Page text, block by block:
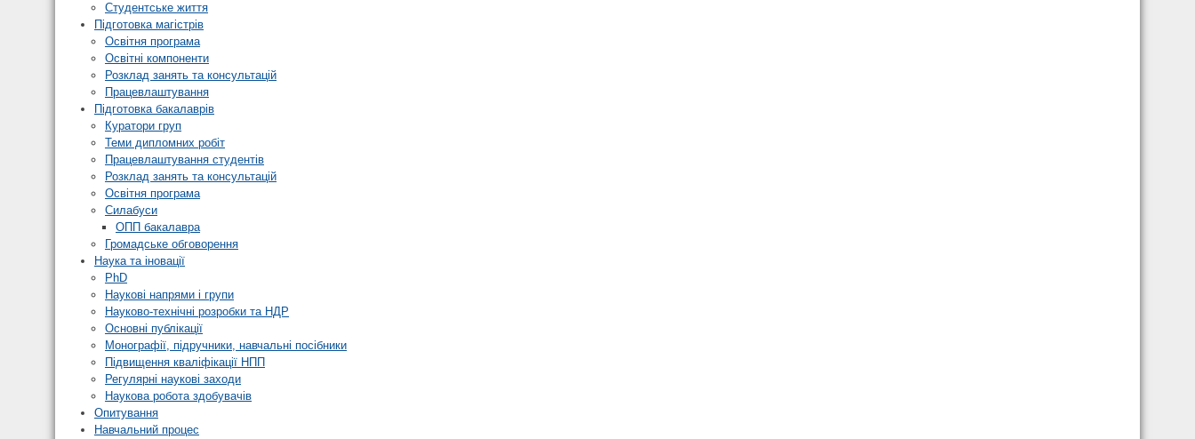
Студентське життя
Підготовка магістрів
Освітня програма
Освітні компоненти
Розклад занять та консультацій
Працевлаштування
Підготовка бакалаврів
Куратори груп
Теми дипломних робіт
Працевлаштування студентів
Розклад занять та консультацій
Освітня програма
Силабуси
ОПП бакалавра
Громадське обговорення
Наука та іновації
PhD
Наукові напрями і групи
Науково-технічні розробки та НДР
Основні публікації
Монографії, підручники, навчальні посібники
Підвищення кваліфікації НПП
Регулярні наукові заходи
Наукова робота здобувачів
Опитування
Навчальний процес